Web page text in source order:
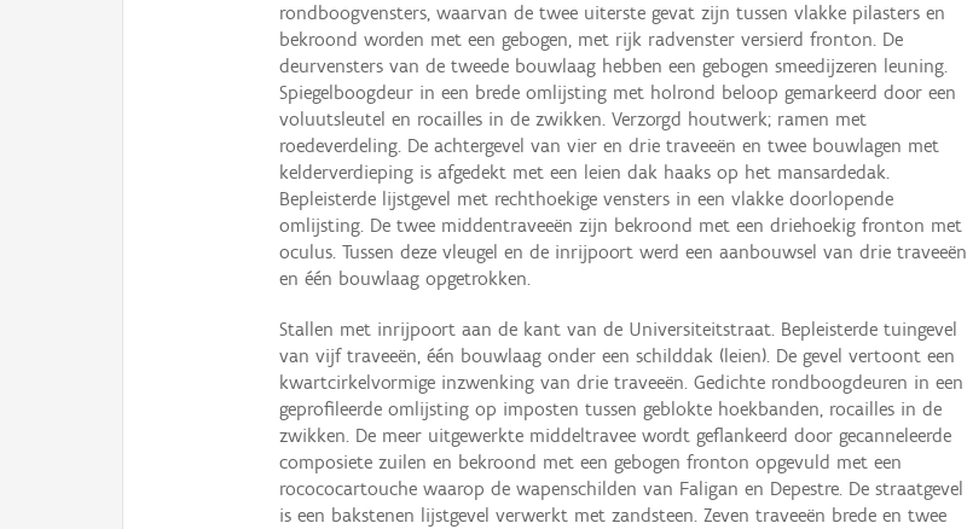
rondboogvensters, waarvan de twee uiterste gevat zijn tussen vlakke pilasters en
bekroond worden met een gebogen, met rijk radvenster versierd fronton. De
deurvensters van de tweede bouwlaag hebben een gebogen smeedijzeren leuning.
Spiegelboogdeur in een brede omlijsting met holrond beloop gemarkeerd door een
voluutsleutel en rocailles in de zwikken. Verzorgd houtwerk; ramen met
roedeverdeling. De achtergevel van vier en drie traveeën en twee bouwlagen met
kelderverdieping is afgedekt met een leien dak haaks op het mansardedak.
Bepleisterde lijstgevel met rechthoekige vensters in een vlakke doorlopende
omlijsting. De twee middentraveeën zijn bekroond met een driehoekig fronton met
oculus. Tussen deze vleugel en de inrijpoort werd een aanbouwsel van drie traveeën
en één bouwlaag opgetrokken.
Stallen met inrijpoort aan de kant van de Universiteitstraat. Bepleisterde tuingevel
van vijf traveeën, één bouwlaag onder een schilddak (leien). De gevel vertoont een
kwartcirkelvormige inzwenking van drie traveeën. Gedichte rondboogdeuren in een
geprofileerde omlijsting op imposten tussen geblokte hoekbanden, rocailles in de
zwikken. De meer uitgewerkte middeltravee wordt geflankeerd door gecanneleerde
composiete zuilen en bekroond met een gebogen fronton opgevuld met een
rocococartouche waarop de wapenschilden van Faligan en Depestre. De straatgevel
is een bakstenen lijstgevel verwerkt met zandsteen. Zeven traveeën brede en twee